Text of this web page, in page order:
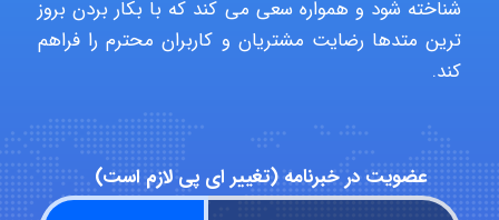
abolfazlkoshehe
abolfazlkoshehe
A.balandeh
شناخته شود و همواره سعی می کند که با بکار بردن بروز
ترین متدها رضایت مشتریان و کاربران محترم را فراهم
کند.
عضویت در خبرنامه (تغییر ای پی لازم است)